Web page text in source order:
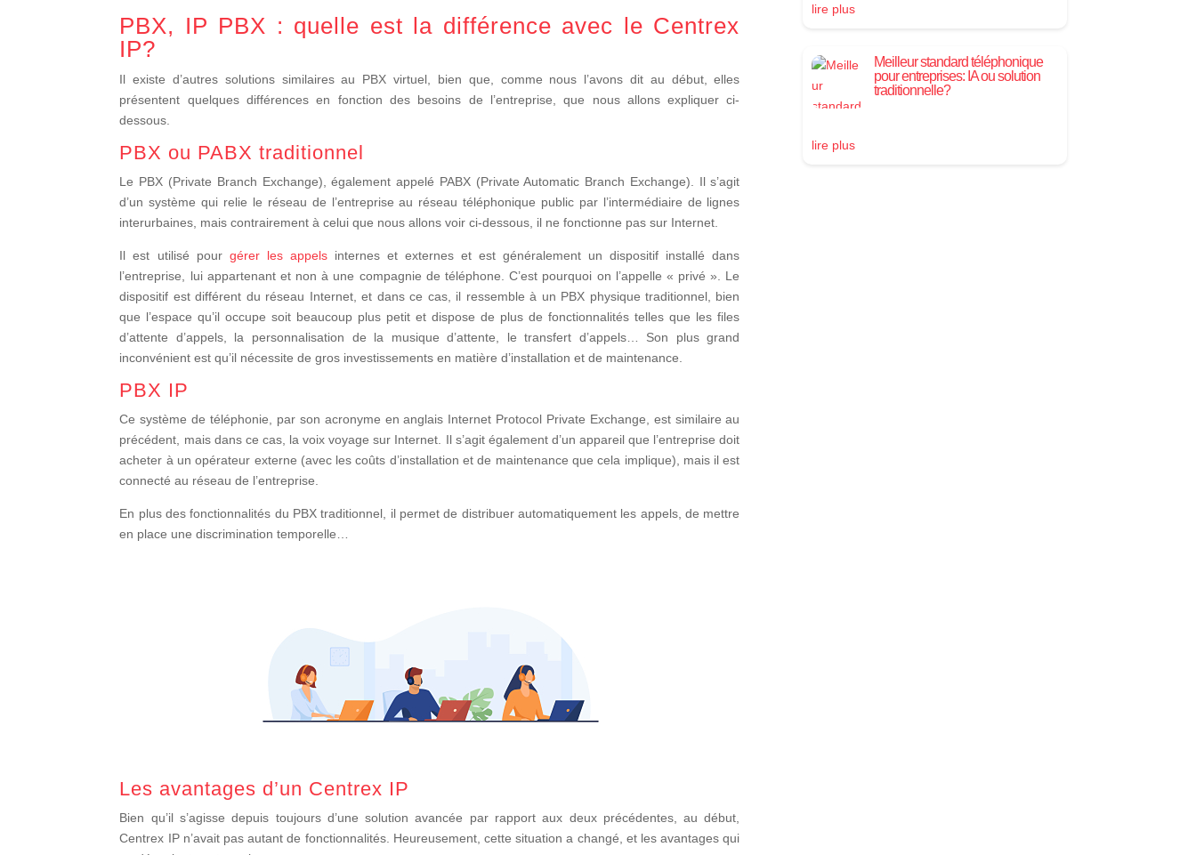
PBX, IP PBX : quelle est la différence avec le Centrex
IP?
Il existe d’autres solutions similaires au PBX virtuel, bien que, comme nous l’avons dit au début, elles
présentent quelques différences en fonction des besoins de l’entreprise, que nous allons expliquer ci-
dessous.
PBX ou PABX traditionnel
Le PBX (Private Branch Exchange), également appelé PABX (Private Automatic Branch Exchange). Il s’agit
d’un système qui relie le réseau de l’entreprise au réseau téléphonique public par l’intermédiaire de lignes
interurbaines, mais contrairement à celui que nous allons voir ci-dessous, il ne fonctionne pas sur Internet.
Il est utilisé pour gérer les appelsinternes et externes et est généralement un dispositif installé dans
l’entreprise, lui appartenant et non à une compagnie de téléphone. C’est pourquoi on l’appelle « privé ». Le
dispositif est différent du réseau Internet, et dans ce cas, il ressemble à un PBX physique traditionnel, bien
que l’espace qu’il occupe soit beaucoup plus petit et dispose de plus de fonctionnalités telles que les files
d’attente d’appels, la personnalisation de la musique d’attente, le transfert d’appels… Son plus grand
inconvénient est qu’il nécessite de gros investissements en matière d’installation et de maintenance.
PBX IP
Ce système de téléphonie, par son acronyme en anglais Internet Protocol Private Exchange, est similaire au
précédent, mais dans ce cas, la voix voyage sur Internet. Il s’agit également d’un appareil que l’entreprise doit
acheter à un opérateur externe (avec les coûts d’installation et de maintenance que cela implique), mais il est
connecté au réseau de l’entreprise.
En plus des fonctionnalités du PBX traditionnel, il permet de distribuer automatiquement les appels, de mettre
en place une discrimination temporelle…
Les avantages d’un Centrex IP
Bien qu’il s’agisse depuis toujours d’une solution avancée par rapport aux deux précédentes, au début,
Centrex IP n’avait pas autant de fonctionnalités. Heureusement, cette situation a changé, et les avantages qui
lire plus
Meilleur standard téléphonique
pour entreprises: IA ou solution
traditionnelle?
lire plus